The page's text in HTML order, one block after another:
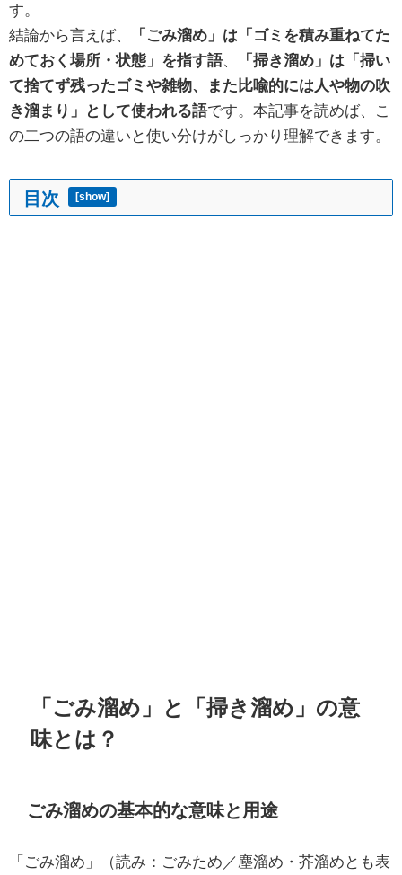
す。
結論から言えば、
「ごみ溜め」は「ゴミを積み重ねてた
めておく場所・状態」を指す語、
「掃き溜め」は「掃い
て捨てず残ったゴミや雑物、また比喩的には人や物の吹
き溜まり」として使われる語です。本記事を読めば、こ
の二つの語の違いと使い分けがしっかり理解できます。
目次 [show]
「ごみ溜め」と「掃き溜め」の意
味とは？
ごみ溜めの基本的な意味と用途
「ごみ溜め」（読み：ごみため／塵溜め・芥溜めとも表